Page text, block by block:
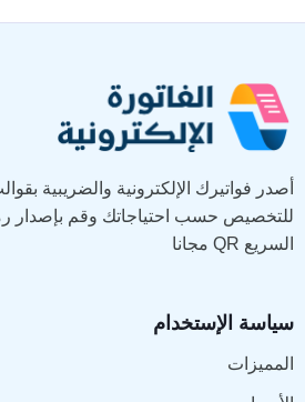
أصدر فواتيرك الإلكترونية والضريبية
للتخصيص حسب احتياجاتك وقم بإصدار
السريع QR مجانا
سياسة الإستخدام
المميزات